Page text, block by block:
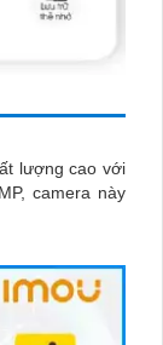
lượng cao với